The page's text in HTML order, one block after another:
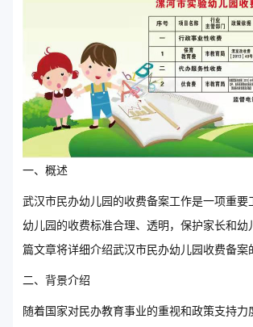
一、概述
武汉市民办幼儿园的收费备案工作是一项重要
幼儿园的收费标准合理、透明，保护家长和幼
篇文章将详细介绍武汉市民办幼儿园收费备案
二、背景介绍
随着国家对民办教育事业的重视和政策支持力